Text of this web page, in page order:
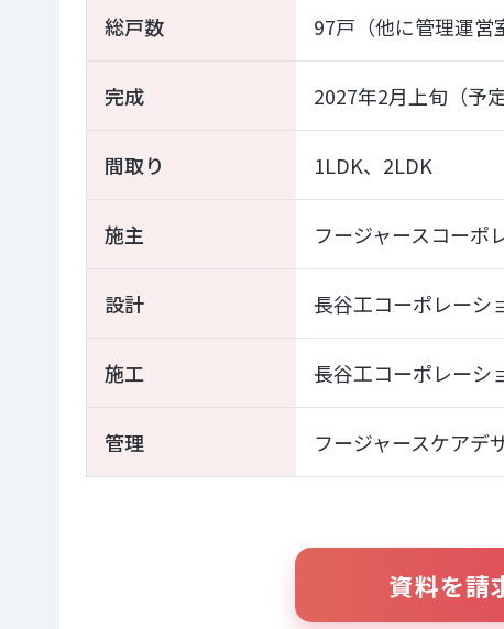
総戸数 97戸（他に管理運営
完成 2027年2月上旬（予定
間取り 1LDK、2LDK
施主 フージャースコーポ
設計 長谷工コーポレーシ
施工 長谷工コーポレーシ
管理 フージャースケアデ
資料を請